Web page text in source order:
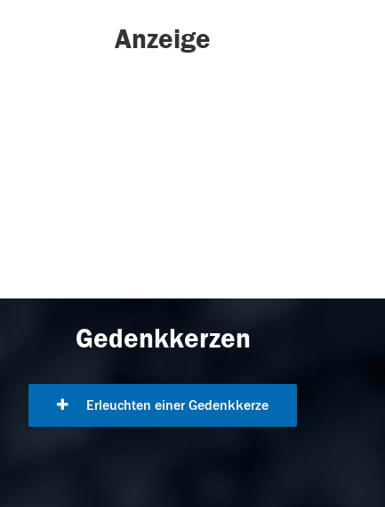
Anzeige
Gedenkkerzen
Erleuchten einer Gedenkkerze